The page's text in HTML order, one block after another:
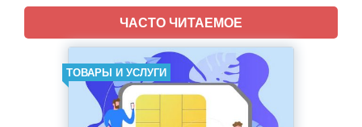
ЧАСТО ЧИТАЕМОЕ
ТОВАРЫ И УСЛУГИ